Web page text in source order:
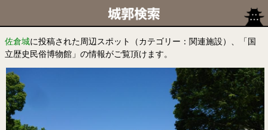
佐倉城に投稿された周辺スポット（カテゴリー：関連施設）、「国
立歴史民俗博物館」の情報がご覧頂けます。